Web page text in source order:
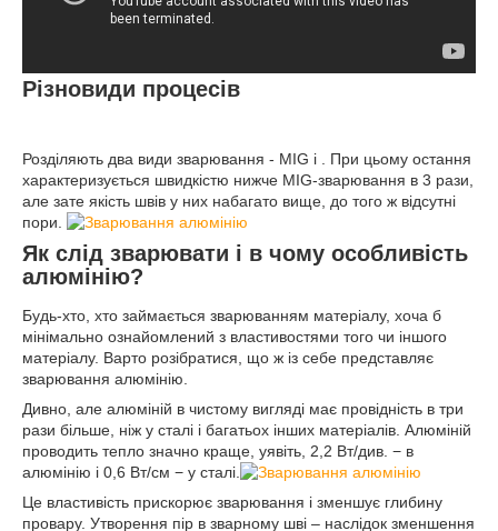
Різновиди процесів
Розділяють два види зварювання - MIG і . При цьому остання
характеризується швидкістю нижче MIG-зварювання в 3 рази,
але зате якість швів у них набагато вище, до того ж відсутні
пори.
Як слід зварювати і в чому особливість
алюмінію?
Будь-хто, хто займається зварюванням матеріалу, хоча б
мінімально ознайомлений з властивостями того чи іншого
матеріалу. Варто розібратися, що ж із себе представляє
зварювання алюмінію.
Дивно, але алюміній в чистому вигляді має провідність в три
рази більше, ніж у сталі і багатьох інших матеріалів. Алюміній
проводить тепло значно краще, уявіть, 2,2 Вт/див. − в
алюмінію і 0,6 Вт/см − у сталі.
Це властивість прискорює зварювання і зменшує глибину
провару. Утворення пір в зварному шві – наслідок зменшення